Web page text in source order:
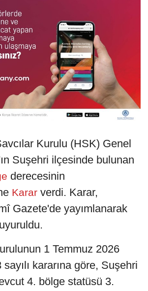
Kurulu (HSK) Genel
Suşehri ilçesinde bulunan
derecesinin
Karar verdi. Karar,
Gazete'de yayımlanarak
1 Temmuz 2026
kararına göre, Suşehri
4. bölge statüsü 3.